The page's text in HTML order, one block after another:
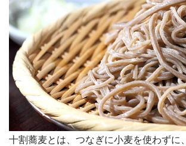
十割蕎麦とは、つなぎに小麦を使わずに